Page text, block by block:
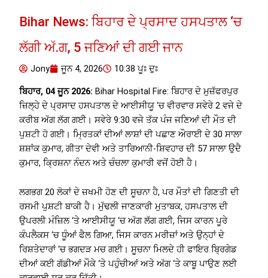
Bihar News: ਬਿਹਾਰ ਦੇ ਪ੍ਰਸਾਦ ਹਸਪਤਾਲ ‘ਚ
ਲੱਗੀ ਅੱ.ਗ, 5 ਜਣਿਆਂ ਦੀ ਗਈ ਜਾਨ
Jony ਜੂਨ 4, 2026 10:38 ਪੂਃ ਦੁਃ
ਬਿਹਾਰ, 04 ਜੂਨ 2026: Bihar Hospital Fire: ਬਿਹਾਰ ਦੇ ਮੁਜ਼ੱਫਰਪੁਰ
ਜ਼ਿਲ੍ਹੇ ਦੇ ਪ੍ਰਸਾਦ ਹਸਪਤਾਲ ਦੇ ਆਈਸੀਯੂ ‘ਚ ਵੀਰਵਾਰ ਸਵੇਰੇ 2 ਵਜੇ ਦੇ
ਕਰੀਬ ਅੱਗ ਲੱਗ ਗਈ। ਸਵੇਰੇ 9:30 ਵਜੇ ਤੱਕ ਪੰਜ ਜਣਿਆਂ ਦੀ ਮੌਤ ਦੀ
ਪੁਸ਼ਟੀ ਹੋ ​​ਗਈ। ਮ੍ਰਿਤਕਾਂ ਦੀਆਂ ਲਾਸ਼ਾਂ ਦੀ ਪਛਾਣ ਔਰਾਈ ਦੇ 30 ਸਾਲਾ
ਸ਼ਸ਼ਾਂਕ ਕੁਮਾਰ, ਗੀਤਾ ਦੇਵੀ ਅਤੇ ਤਾਰਿਆਨੀ-ਸ਼ਿਵਹਾਰ ਦੀ 57 ਸਾਲਾ ਉਦੈ
ਕੁਮਾਰ, ਕ੍ਰਿਸ਼ਨਾ ਨੰਦਨ ਅਤੇ ਚੰਚਲਾ ਕੁਮਾਰੀ ਵਜੋਂ ਹੋਈ ਹੈ।
ਲਗਭਗ 20 ਲੋਕਾਂ ਦੇ ਜ਼ਖਮੀ ਹੋਣ ਦੀ ਸੂਚਨਾ ਹੈ, ਪਰ ਮੌਤਾਂ ਦੀ ਗਿਣਤੀ ਦੀ
ਰਸਮੀ ਪੁਸ਼ਟੀ ਬਾਕੀ ਹੈ। ਮੁੱਢਲੀ ਜਾਣਕਾਰੀ ਮੁਤਾਬਕ, ਹਸਪਤਾਲ ਦੀ
ਉਪਰਲੀ ਮੰਜ਼ਿਲ ‘ਤੇ ਆਈਸੀਯੂ ‘ਚ ਅੱਗ ਲੱਗ ਗਈ, ਜਿਸ ਕਾਰਨ ਪੂਰੇ
ਕੰਪਲੈਕਸ ‘ਚ ਧੂੰਆਂ ਫੈਲ ਗਿਆ, ਜਿਸ ਕਾਰਨ ਮਰੀਜ਼ਾਂ ਅਤੇ ਉਨ੍ਹਾਂ ਦੇ
ਰਿਸ਼ਤੇਦਾਰਾਂ ‘ਚ ਭਗਦੜ ਮਚ ਗਈ। ਸੂਚਨਾ ਮਿਲਦੇ ਹੀ ਫਾਇਰ ਬ੍ਰਿਗੇਡ
ਦੀਆਂ ਕਈ ਗੱਡੀਆਂ ਮੌਕੇ ‘ਤੇ ਪਹੁੰਚੀਆਂ ਅਤੇ ਅੱਗ ‘ਤੇ ਕਾਬੂ ਪਾਉਣ ਲਈ